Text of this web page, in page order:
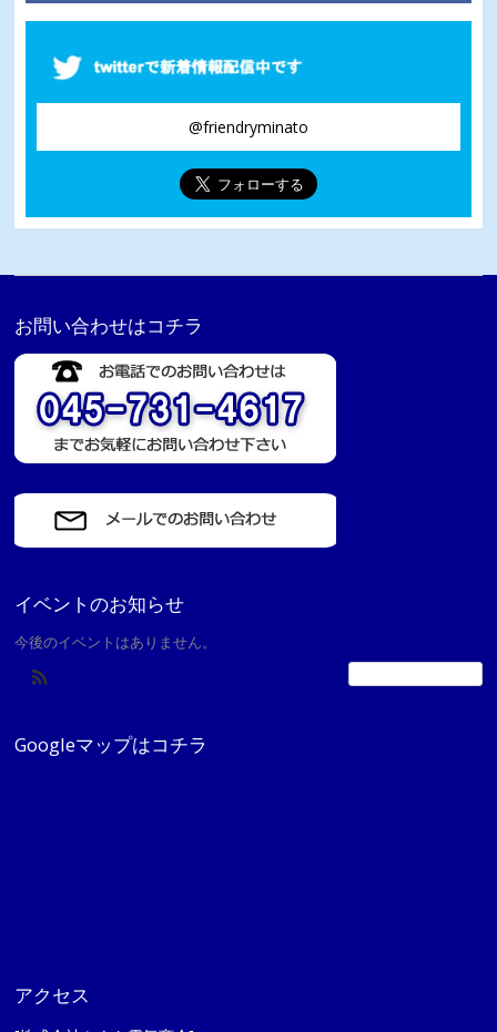
@friendryminato
お問い合わせはコチラ
イベントのお知らせ
今後のイベントはありません。
Googleマップはコチラ
アクセス